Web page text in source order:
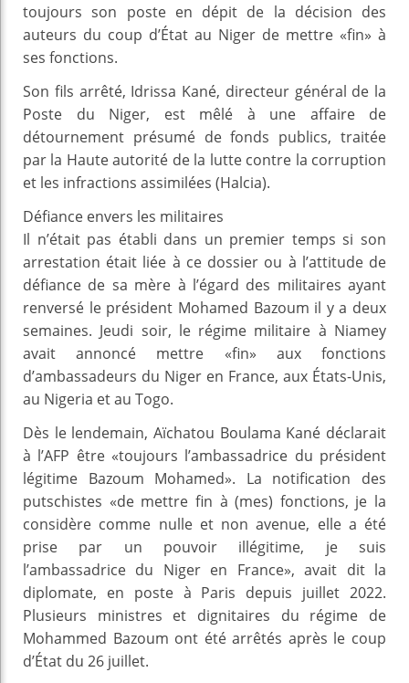
toujours son poste en dépit de la décision des
auteurs du coup d’État au Niger de mettre «fin» à
ses fonctions.
Son fils arrêté, Idrissa Kané, directeur général de la
Poste du Niger, est mêlé à une affaire de
détournement présumé de fonds publics, traitée
par la Haute autorité de la lutte contre la corruption
et les infractions assimilées (Halcia).
Défiance envers les militaires
Il n’était pas établi dans un premier temps si son
arrestation était liée à ce dossier ou à l’attitude de
défiance de sa mère à l’égard des militaires ayant
renversé le président Mohamed Bazoum il y a deux
semaines. Jeudi soir, le régime militaire à Niamey
avait annoncé mettre «fin» aux fonctions
d’ambassadeurs du Niger en France, aux États-Unis,
au Nigeria et au Togo.
Dès le lendemain, Aïchatou Boulama Kané déclarait
à l’AFP être «toujours l’ambassadrice du président
légitime Bazoum Mohamed». La notification des
putschistes «de mettre fin à (mes) fonctions, je la
considère comme nulle et non avenue, elle a été
prise par un pouvoir illégitime, je suis
l’ambassadrice du Niger en France», avait dit la
diplomate, en poste à Paris depuis juillet 2022.
Plusieurs ministres et dignitaires du régime de
Mohammed Bazoum ont été arrêtés après le coup
d’État du 26 juillet.